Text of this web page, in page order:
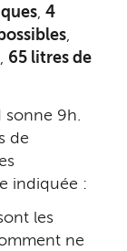
, 4
,
, 65 litres de
sonne 9h.
de
indiquée :
les
ne